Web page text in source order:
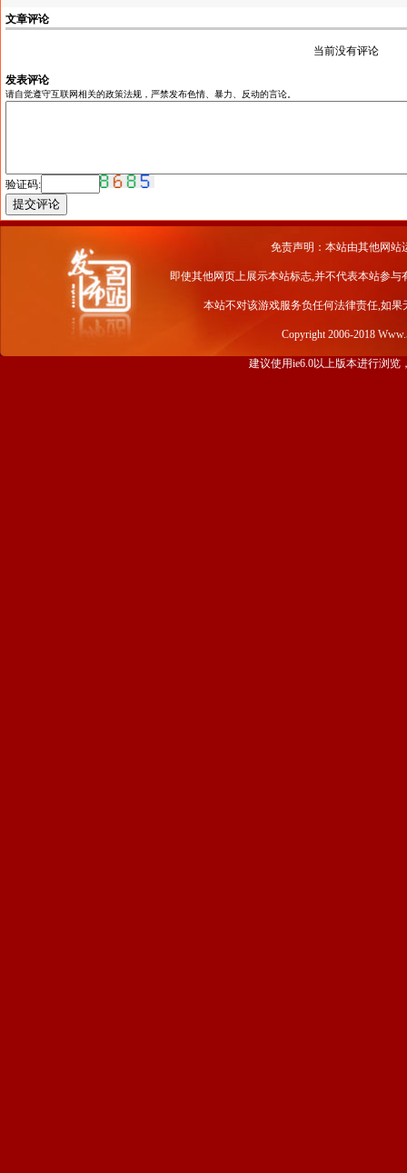
文章评论
当前没有评论
发表评论
请自觉遵守互联网相关的政策法规，严禁发布色情、暴力、反动的言论。
验证码:
免责声明：本站由其他网站
即使其他网页上展示本站标志,并不代表本站参
本站不对该游戏服务负任何法律责任,如
Copyright 2006-2018
建议使用ie6.0以上版本进行浏览